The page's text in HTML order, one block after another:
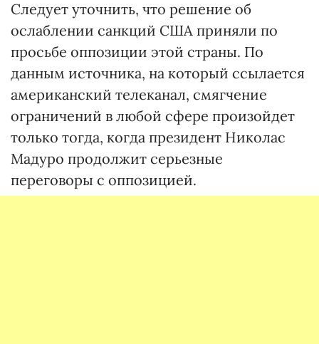
Следует уточнить, что решение об
ослаблении санкций США приняли по
просьбе оппозиции этой страны. По
данным источника, на который ссылается
американский телеканал, смягчение
ограничений в любой сфере произойдет
только тогда, когда президент Николас
Мадуро продолжит серьезные
переговоры с оппозицией.